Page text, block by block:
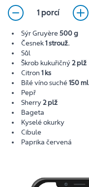
1 porcí
Sýr Gruyère500 g
Česnek1 strouž.
Sůl
Škrob kukuřičný2 plž
Citron 1 ks
Bílé víno suché150 ml
Pepř
Sherry2 plž
Bageta
Kyselé okurky
Cibule
Paprika červená